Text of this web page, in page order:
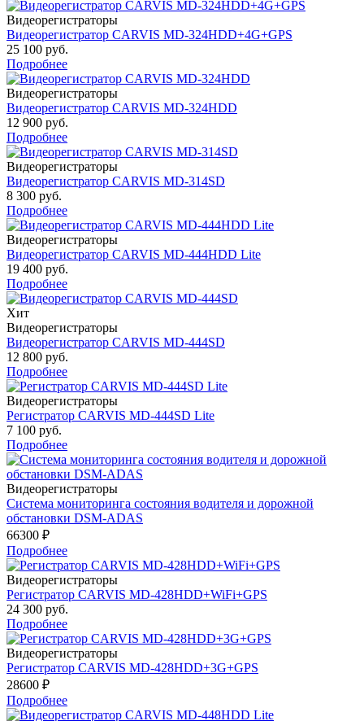
Видеорегистраторы
Видеорегистратор CARVIS MD-324HDD+4G+GPS
25 100 руб.
Подробнее
Видеорегистраторы
Видеорегистратор CARVIS MD-324HDD
12 900 руб.
Подробнее
Видеорегистраторы
Видеорегистратор CARVIS MD-314SD
8 300 руб.
Подробнее
Видеорегистраторы
Видеорегистратор CARVIS MD-444HDD Lite
19 400 руб.
Подробнее
Хит
Видеорегистраторы
Видеорегистратор CARVIS MD-444SD
12 800 руб.
Подробнее
Видеорегистраторы
Регистратор CARVIS MD-444SD Lite
7 100 руб.
Подробнее
Видеорегистраторы
Система мониторинга состояния водителя и дорожной
обстановки DSM-ADAS
66300 ₽
Подробнее
Видеорегистраторы
Регистратор CARVIS MD-428HDD+WiFi+GPS
24 300 руб.
Подробнее
Видеорегистраторы
Регистратор CARVIS MD-428HDD+3G+GPS
28600 ₽
Подробнее